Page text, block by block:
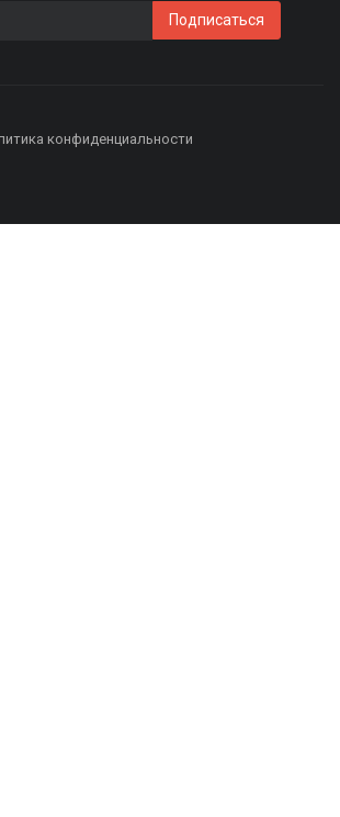
Подписаться
конфиденциальности